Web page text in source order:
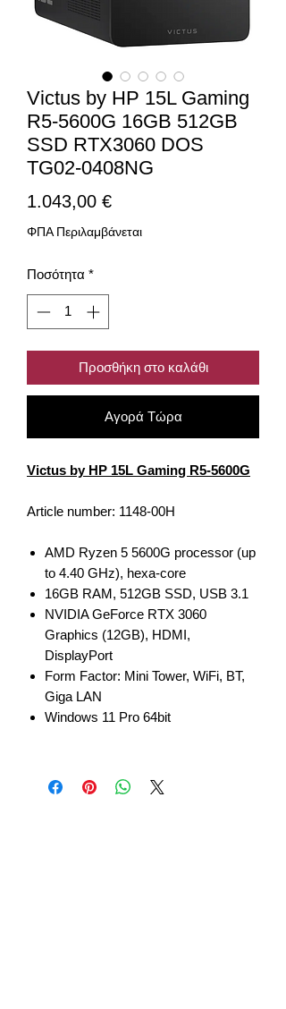
Victus by HP 15L Gaming
R5-5600G 16GB 512GB
SSD RTX3060 DOS
TG02-0408NG
1.043,00 €Τιμή
ΦΠΑ Περιλαμβάνεται
Ποσότητα *
Προσθήκη στο καλάθι
Αγορά Τώρα
Victus by HP 15L Gaming R5-5600G
Article number: 1148-00H
AMD Ryzen 5 5600G processor (up
to 4.40 GHz), hexa-core
16GB RAM, 512GB SSD, USB 3.1
NVIDIA GeForce RTX 3060
Graphics (12GB), HDMI,
DisplayPort
Form Factor: Mini Tower, WiFi, BT,
Giga LAN
Windows 11 Pro 64bit